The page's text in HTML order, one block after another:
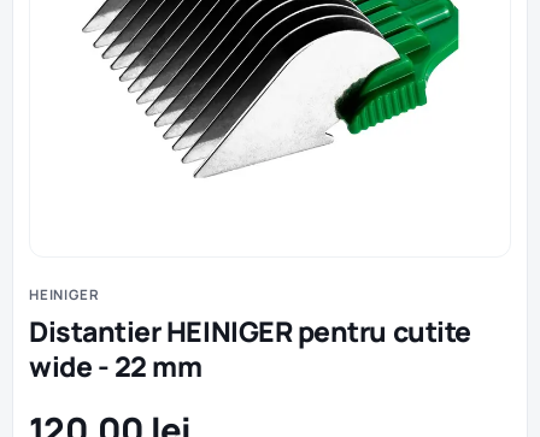
HEINIGER
Distantier HEINIGER pentru cutite
wide - 22 mm